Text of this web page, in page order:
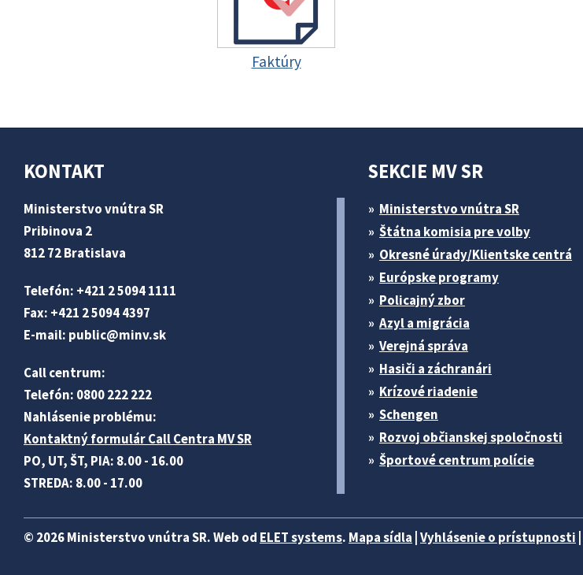
Faktúry
KONTAKT
Ministerstvo vnútra SR
Pribinova 2
812 72 Bratislava
Telefón: +421 2 5094 1111
Fax: +421 2 5094 4397
E-mail: public@minv.sk
Call centrum:
Telefón: 0800 222 222
Nahlásenie problému:
Kontaktný formulár Call Centra MV SR
PO, UT, ŠT, PIA: 8.00 - 16.00
STREDA: 8.00 - 17.00
SEKCIE MV SR
Ministerstvo vnútra SR
Štátna komisia pre volby
Okresné úrady/Klientske centrá
Európske programy
Policajný zbor
Azyl a migrácia
Verejná správa
Hasiči a záchranári
Krízové riadenie
Schengen
Rozvoj občianskej spoločnosti
Športové centrum polície
© 2026 Ministerstvo vnútra SR. Web od ELET systems. Mapa sídla |Vyhlásenie o prístupnosti |